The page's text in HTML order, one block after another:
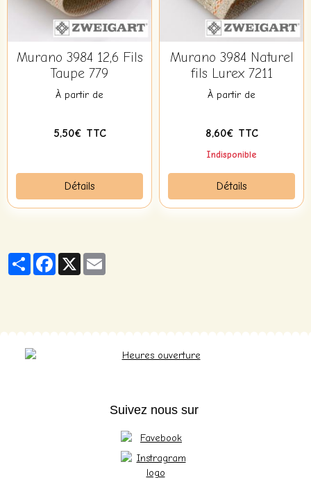
Murano 3984 12,6 Fils
Taupe 779
À partir de
5,50€ TTC
Détails
Murano 3984 Naturel
fils Lurex 7211
À partir de
8,60€ TTC
Indisponible
Détails
PartagerFacebook
X
Suivez nous sur